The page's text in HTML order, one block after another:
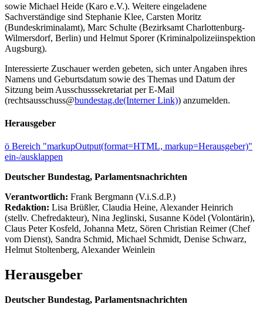
sowie Michael Heide (Karo e.V.). Weitere eingeladene
Sachverständige sind Stephanie Klee, Carsten Moritz
(Bundeskriminalamt), Marc Schulte (Bezirksamt Charlottenburg-
Wilmersdorf, Berlin) und Helmut Sporer (Kriminalpolizeiinspektion
Augsburg).
Interessierte Zuschauer werden gebeten, sich unter Angaben ihres
Namens und Geburtsdatum sowie des Themas und Datum der
Sitzung beim Ausschusssekretariat per E-Mail
(rechtsausschuss@bundestag.de(Interner Link)) anzumelden.
Herausgeber
ö Bereich "markupOutput(format=HTML, markup=Herausgeber)"
ein-/ausklappen
Deutscher Bundestag, Parlamentsnachrichten
Verantwortlich: Frank Bergmann (V.i.S.d.P.)
Redaktion: Lisa Brüßler, Claudia Heine, Alexander Heinrich
(stellv. Chefredakteur), Nina Jeglinski, Susanne Ködel (Volontärin),
Claus Peter Kosfeld, Johanna Metz, Sören Christian Reimer (Chef
vom Dienst), Sandra Schmid, Michael Schmidt, Denise Schwarz,
Helmut Stoltenberg, Alexander Weinlein
Herausgeber
Deutscher Bundestag, Parlamentsnachrichten